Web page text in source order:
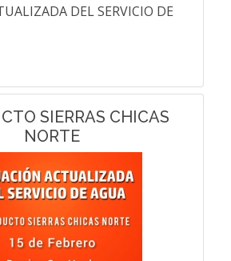
DEL SERVICIO DE
SIERRAS CHICAS
NORTE